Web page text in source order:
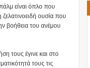
είναι όπλο που
ουσία που
βοήθεια του ανέμου
τους έγινε και στο
τους τις